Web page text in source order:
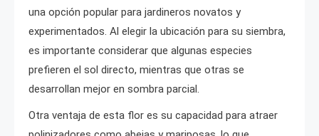
una opción popular para jardineros novatos y
experimentados. Al elegir la ubicación para su siembra,
es importante considerar que algunas especies
prefieren el sol directo, mientras que otras se
desarrollan mejor en sombra parcial.
Otra ventaja de esta flor es su capacidad para atraer